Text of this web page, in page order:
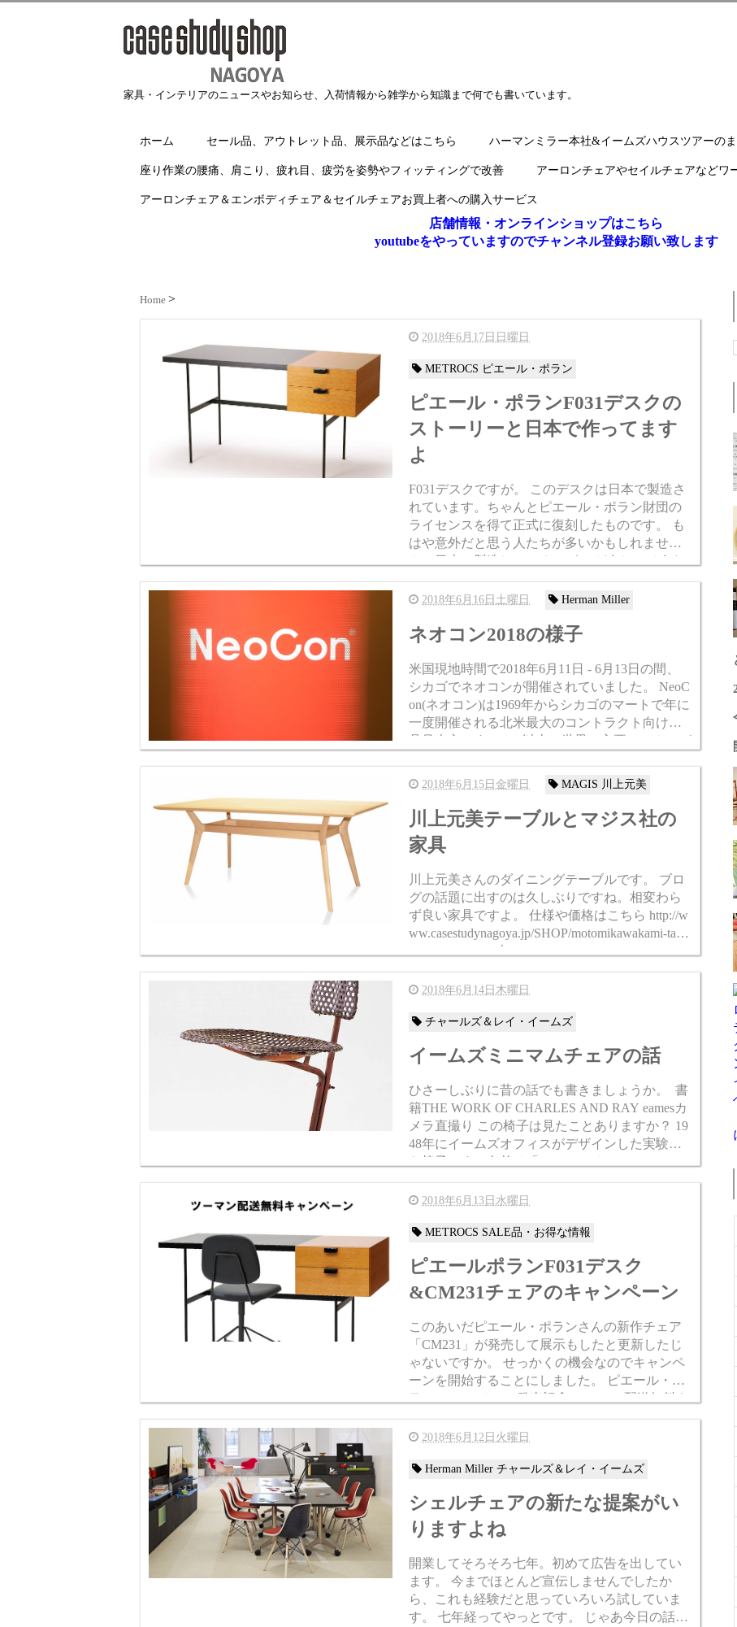
家具・インテリアのニュースやお知らせ、入荷情報から雑学から知識まで何でも書いています。
ホーム セール品、アウトレット品、展示品などはこちら ハーマンミラー本社&イームズハウスツアーの
座り作業の腰痛、肩こり、疲れ目、疲労を姿勢やフィッティングで改善 アーロンチェアやセイルチェアなどワ
アーロンチェア＆エンボディチェア＆セイルチェアお買上者への購入サービス
店舗情報・オンラインショップはこちら
youtubeをやっていますのでチャンネル登録お願い致します
Home
2018年6月17日日曜日
METROCS ピエール・ポラン
ピエール・ポランF031デスクの
ストーリーと日本で作ってます
よ
F031デスクですが。 このデスクは日本で製造さ
れています。ちゃんとピエール・ポラン財団の
ライセンスを得て正式に復刻したものです。 も
はや意外だと思う人たちが多いかもしれませ
ん。日本で製造しているのが。 どうしてそうな
っているのかですよね。 価格や仕様はこち
ら ...
2018年6月16日土曜日 Herman Miller
ネオコン2018の様子
米国現地時間で2018年6月11日 - 6月13日の間、
シカゴでネオコンが開催されていました。 NeoC
on(ネオコン)は1969年からシカゴのマートで年に
一度開催される北米最大のコントラクト向け家
具見本市です。 500以上の世界の主要メーカーが
2018年6月15日金曜日 MAGIS 川上元美
川上元美テーブルとマジス社の
家具
川上元美さんのダイニングテーブルです。 ブロ
グの話題に出すのは久しぶりですね。相変わら
ず良い家具ですよ。 仕様や価格はこちら http://w
ww.casestudynagoya.jp/SHOP/motomikawakami-tabl
e.html ちょっと上の...
2018年6月14日木曜日
チャールズ＆レイ・イームズ
イームズミニマムチェアの話
ひさーしぶりに昔の話でも書きましょうか。 書
籍THE WORK OF CHARLES AND RAY eamesカ
メラ直撮り この椅子は見たことありますか？ 19
48年にイームズオフィスがデザインした実験的
な椅子です。名前は「ミニマムチェア(minimu...
2018年6月13日水曜日
METROCS SALE品・お得な情報
ピエールポランF031デスク
&CM231チェアのキャンペーン
このあいだピエール・ポランさんの新作チェア
「CM231」が発売して展示もしたと更新したじ
ゃないですか。 せっかくの機会なのでキャンペ
ーンを開始することにしました。 ピエール・ポ
ラン CM231チェア発売記念 ツーマン配送無料キ
ャンペーン ということで、 ...
2018年6月12日火曜日
Herman Miller チャールズ＆レイ・イームズ
シェルチェアの新たな提案がい
りますよね
開業してそろそろ七年。初めて広告を出してい
ます。 今までほとんど宣伝しませんでしたか
ら、これも経験だと思っていろいろ試していま
す。 七年経ってやっとです。 じゃあ今日の話題